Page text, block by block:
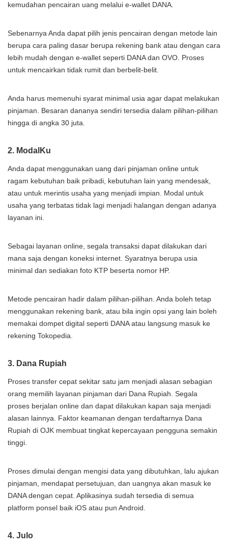
kemudahan pencairan uang melalui e-wallet DANA.
Sebenarnya Anda dapat pilih jenis pencairan dengan metode lain
berupa cara paling dasar berupa rekening bank atau dengan cara
lebih mudah dengan e-wallet seperti DANA dan OVO. Proses
untuk mencairkan tidak rumit dan berbelit-belit.
Anda harus memenuhi syarat minimal usia agar dapat melakukan
pinjaman. Besaran dananya sendiri tersedia dalam pilihan-pilihan
hingga di angka 30 juta.
2. ModalKu
Anda dapat menggunakan uang dari pinjaman online untuk
ragam kebutuhan baik pribadi, kebutuhan lain yang mendesak,
atau untuk merintis usaha yang menjadi impian. Modal untuk
usaha yang terbatas tidak lagi menjadi halangan dengan adanya
layanan ini.
Sebagai layanan online, segala transaksi dapat dilakukan dari
mana saja dengan koneksi internet. Syaratnya berupa usia
minimal dan sediakan foto KTP beserta nomor HP.
Metode pencairan hadir dalam pilihan-pilihan. Anda boleh tetap
menggunakan rekening bank, atau bila ingin opsi yang lain boleh
memakai dompet digital seperti DANA atau langsung masuk ke
rekening Tokopedia.
3. Dana Rupiah
Proses transfer cepat sekitar satu jam menjadi alasan sebagian
orang memilih layanan pinjaman dari Dana Rupiah. Segala
proses berjalan online dan dapat dilakukan kapan saja menjadi
alasan lainnya. Faktor keamanan dengan terdaftarnya Dana
Rupiah di OJK membuat tingkat kepercayaan pengguna semakin
tinggi.
Proses dimulai dengan mengisi data yang dibutuhkan, lalu ajukan
pinjaman, mendapat persetujuan, dan uangnya akan masuk ke
DANA dengan cepat. Aplikasinya sudah tersedia di semua
platform ponsel baik iOS atau pun Android.
4. Julo